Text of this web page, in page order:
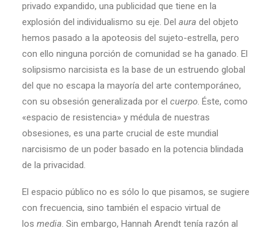
privado expandido, una publicidad que tiene en la
explosión del individualismo su eje. Del aura del objeto
hemos pasado a la apoteosis del sujeto-estrella, pero
con ello ninguna porción de comunidad se ha ganado. El
solipsismo narcisista es la base de un estruendo global
del que no escapa la mayoría del arte contemporáneo,
con su obsesión generalizada por el cuerpo. Éste, como
«espacio de resistencia» y médula de nuestras
obsesiones, es una parte crucial de este mundial
narcisismo de un poder basado en la potencia blindada
de la privacidad.
El espacio público no es sólo lo que pisamos, se sugiere
con frecuencia, sino también el espacio virtual de
los media. Sin embargo, Hannah Arendt tenía razón al